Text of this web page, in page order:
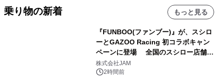
乗り物の新着 もっと見る
『FUNBOO(ファンブー)』が、スシロ
ーとGAZOO Racing 初コラボキャン
ペーンに登場 全国のスシロー店舗で
GR 4車種の FUNBOO(ミニカー)付き
メニューが展開されます
株式会社JAM
2時間前